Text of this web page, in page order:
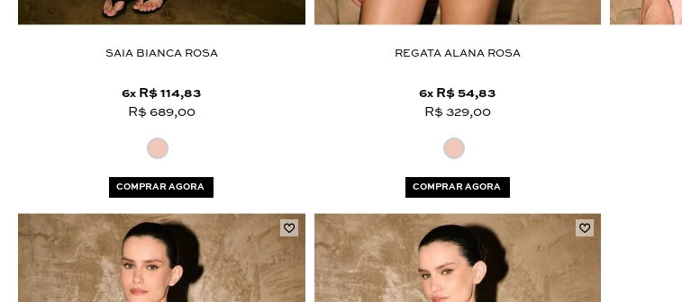
SAIA BIANCA ROSA
6x R$ 114,83
R$ 689,00
COMPRAR AGORA
REGATA ALANA ROSA
6x R$ 54,83
R$ 329,00
COMPRAR AGORA